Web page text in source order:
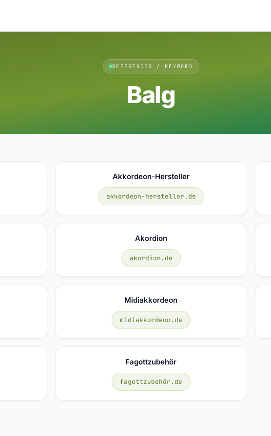
REFERENCES / KEYWORD
Balg
Akkordeon-Hersteller
akkordeon-hersteller.de
Akordion
akordion.de
Midiakkordeon
midiakkordeon.de
Fagottzubehör
fagottzubehör.de